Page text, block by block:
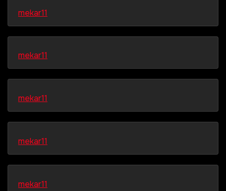
mekar11
mekar11
mekar11
mekar11
mekar11